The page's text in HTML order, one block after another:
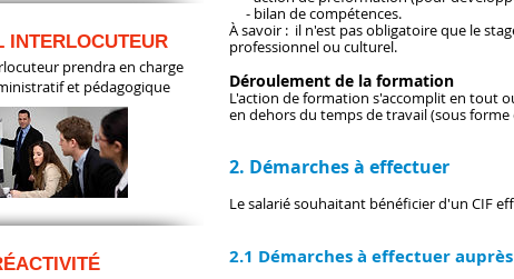
- bilan de compétences.
À savoir : il n'est pas obligatoire que le
professionnel ou culturel.
Déroulement de la formation
L'action de formation s'accomplit en tout
en dehors du temps de travail (sous
2. Démarches à effectuer
Le salarié souhaitant bénéficier d'un CIF
2.1 Démarches à effectuer
INTERLOCUTEUR
prendra en charge
et pédagogique